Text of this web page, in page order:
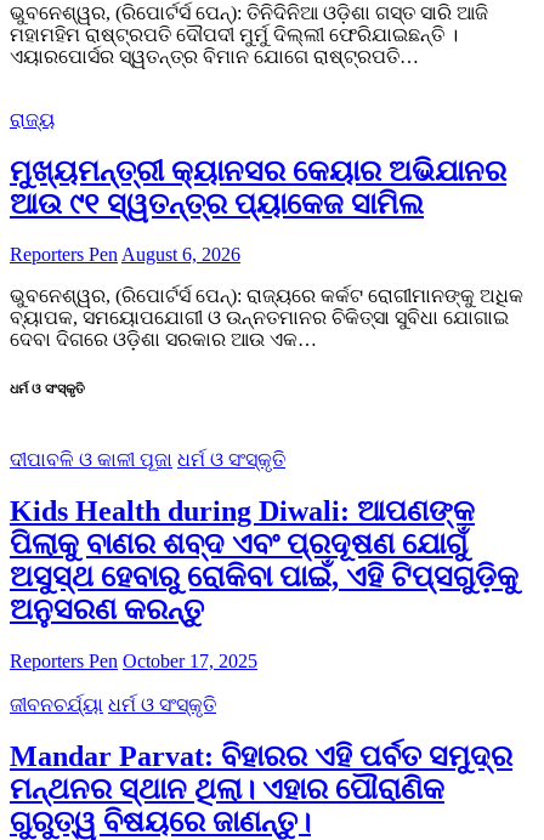
ଭୁବନେଶ୍ୱର, (ରିପୋର୍ଟର୍ସ ପେନ୍‌): ତିନିଦିନିଆ ଓଡ଼ିଶା ଗସ୍ତ ସାରି ଆଜି
ମହାମହିମ ରାଷ୍ଟ୍ରପତି ଦୌପଦୀ ମୁର୍ମୁ ଦିଲ୍ଲୀ ଫେରିଯାଇଛନ୍ତି ।
ଏୟାରପୋର୍ସର ସ୍ୱତନ୍ତ୍ର ବିମାନ ଯୋଗେ ରାଷ୍ଟ୍ରପତି…
ରାଜ୍ୟ
ମୁଖ୍ୟମନ୍ତ୍ରୀ କ୍ୟାନସର କେୟାର ଅଭିଯାନର
ଆଉ ୯୧ ସ୍ୱତନ୍ତ୍ର ପ୍ୟାକେଜ ସାମିଲ
Reporters PenAugust 6, 2026
ଭୁବନେଶ୍ୱର, (ରିପୋର୍ଟର୍ସ ପେନ୍‌): ରାଜ୍ୟରେ କର୍କଟ ରୋଗୀମାନଙ୍କୁ ଅଧିକ
ବ୍ୟାପକ, ସମୟୋପଯୋଗୀ ଓ ଉନ୍ନତମାନର ଚିକିତ୍ସା ସୁବିଧା ଯୋଗାଇ
ଦେବା ଦିଗରେ ଓଡ଼ିଶା ସରକାର ଆଉ ଏକ…
ଧର୍ମ ଓ ସଂସ୍କୃତି
ଦୀପାବଳି ଓ କାଳୀ ପୂଜା ଧର୍ମ ଓ ସଂସ୍କୃତି
Kids Health during Diwali: ଆପଣଙ୍କ
ପିଲାକୁ ବାଣର ଶବ୍ଦ ଏବଂ ପ୍ରଦୂଷଣ ଯୋଗୁଁ
ଅସୁସ୍ଥ ହେବାରୁ ରୋକିବା ପାଇଁ, ଏହି ଟିପ୍ସଗୁଡ଼ିକୁ
ଅନୁସରଣ କରନ୍ତୁ
Reporters Pen October 17, 2025
ଜୀବନଚର୍ଯ୍ୟା ଧର୍ମ ଓ ସଂସ୍କୃତି
Mandar Parvat: ବିହାରର ଏହି ପର୍ବତ ସମୁଦ୍ର
ମନ୍ଥନର ସ୍ଥାନ ଥିଲା। ଏହାର ପୌରାଣିକ
ଗୁରୁତ୍ୱ ବିଷୟରେ ଜାଣନ୍ତୁ।